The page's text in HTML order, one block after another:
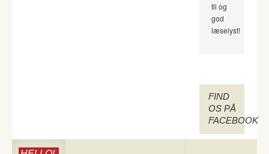
til og
god
læselyst!
FIND
OS PÅ
FACEBOOK